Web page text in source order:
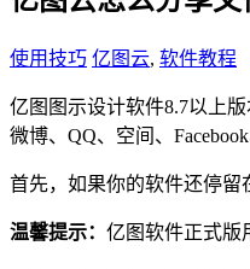
使用技巧 亿图云, 软件教程
亿图图示设计软件8.7以上
微博、QQ、空间、
首先，如果你的软件还停留
温馨提示： 亿图软件正式版